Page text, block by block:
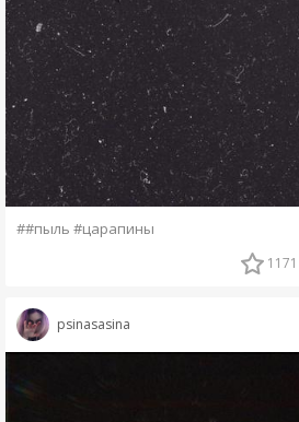
##пыль #царапины
1171
psinasasina